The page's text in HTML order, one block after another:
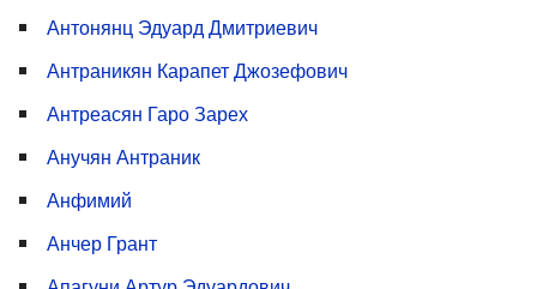
Антонянц Эдуард Дмитриевич
Антраникян Карапет Джозефович
Антреасян Гаро Зарех
Анучян Антраник
Анфимий
Анчер Грант